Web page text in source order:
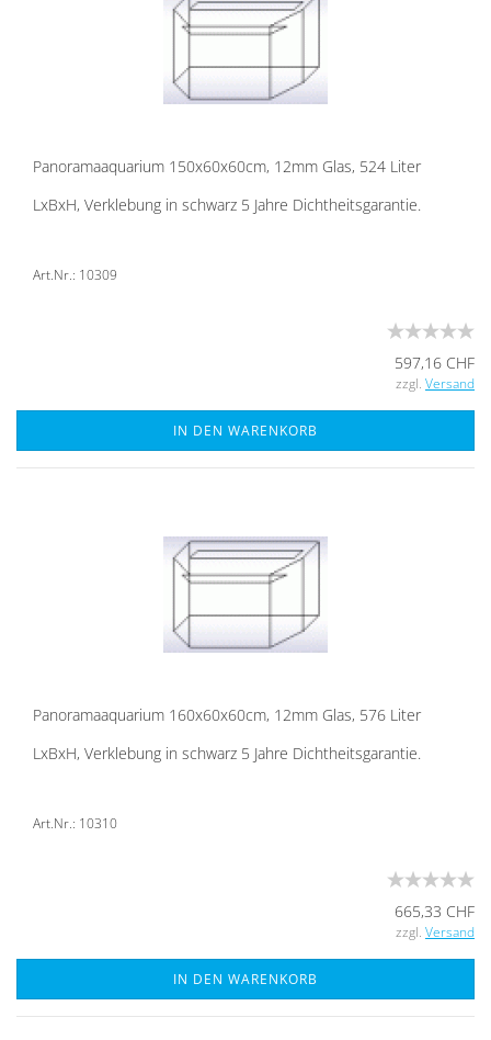
Pan­ora­ma­aqua­ri­um 150x60x60cm, 12mm Glas, 524 Liter
LxBxH, Ver­kle­bung in schwarz 5 Jahre Dicht­heits­ga­ran­tie.
Art.Nr.: 10309
597,16 CHF
zzgl. Versand
IN DEN WARENKORB
Pan­ora­ma­aqua­ri­um 160x60x60cm, 12mm Glas, 576 Liter
LxBxH, Ver­kle­bung in schwarz 5 Jahre Dicht­heits­ga­ran­tie.
Art.Nr.: 10310
665,33 CHF
zzgl. Versand
IN DEN WARENKORB